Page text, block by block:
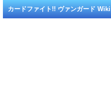
カードファイト!! ヴァンガード Wiki